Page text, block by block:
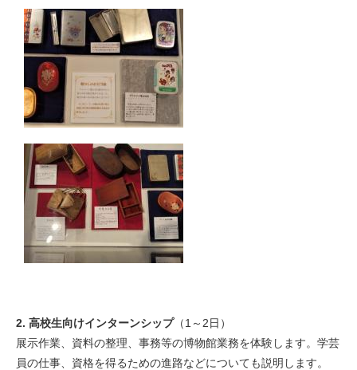
2. 高校生向けインターンシップ（1～2日）
展示作業、資料の整理、事務等の博物館業務を体験します。学芸
員の仕事、資格を得るための進路などについても説明します。